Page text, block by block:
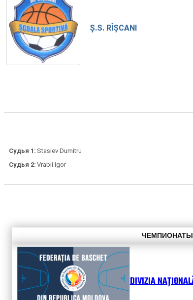
Ș.S. RÎȘCANI
Судья 1 Stasiev Dumitru
Судья 2 Vrabii Igor
ЧЕМПИОНАТЫ
DIVIZIA